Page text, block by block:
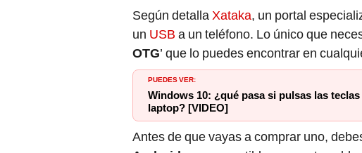
Según detallaXataka, un portal
un USB a un teléfono. Lo único que
OTG’ que lo puedes encontrar en
PUEDES VER:
Windows 10: ¿qué pasa si pulsas las teclas
laptop? [VIDEO]
Antes de que vayas a comprar uno,